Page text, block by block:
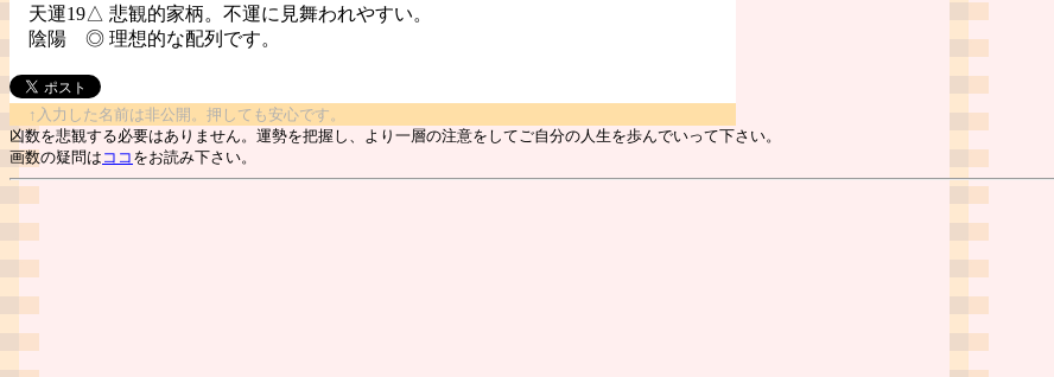
天運19△ 悲観的家柄。不運に見舞われやすい。
陰陽 ◎ 理想的な配列です。
↑入力した名前は非公開。押しても安心です。
凶数を悲観する必要はありません。運勢を把握し、より一層の注意をしてご自分の人生を歩んでいって下さい。
画数の疑問は ココ をお読み下さい。